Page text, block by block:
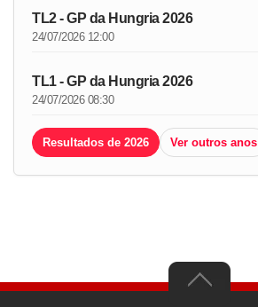
TL2 - GP da Hungria 2026
24/07/2026 12:00
TL1 - GP da Hungria 2026
24/07/2026 08:30
Resultados de 2026 Ver outros anos